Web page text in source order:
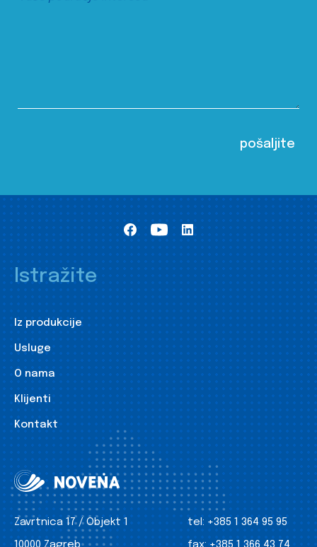
Istražite
Iz produkcije
Usluge
O nama
Klijenti
Kontakt
Zavrtnica 17 / Objekt 1
tel: +385 1 364 95 95